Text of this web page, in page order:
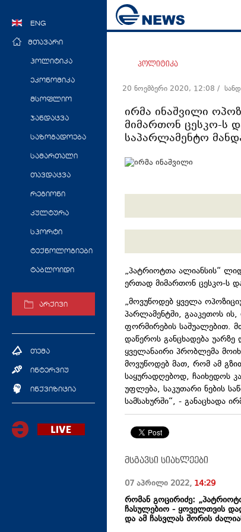
ENG
მთავარი
პოლიტიკა
ეკონომიკა
მსოფლიო
ჯანდაცვა
საზოგადოება
სამართალი
თავდაცვა
რეგიონი
კულტურა
სპორტი
ტექნოლოგიები
ტაბლოიდი
არქივი
თემა
ინტერვიუ
ინქვიზიცია
პოლიტიკა
20 ნოემბერი 2020, 12:08 /
ირმა ინაშვილი
მიმართონ ცესკო-ს
საპარლამენტო
„პატრიოტთა ალიანსის“
ერთად მიმართონ ცესკო-ს
„მოვუწოდებ ყველა
პარლამენტში, გააკეთოს ის,
ფორმირების საშუალებით.
დაწეროს განცხადება უარზე
ყველანაირი პრობლემა
მოვუწოდებ მათ, რომ ამ
საყურადღებოდ, ჩაიხედოს
უფლება, საკუთარი ნების
სამსახურში“, - განაცხადა
მსგავსი სიახლეები
07 აპრილი 2022, 14:29
რომან გოცირიძე:
ჩასულებიო - ყოველთვის
და ამ ჩასვლას შორის